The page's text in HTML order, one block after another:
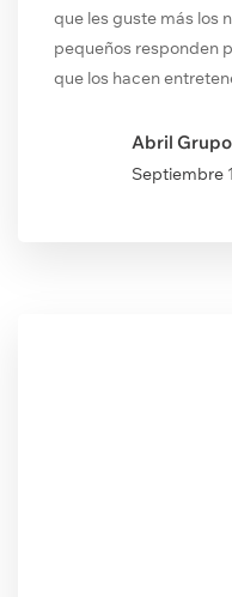
que les guste más los
pequeños responden
que los hacen
Abril
Septiembre